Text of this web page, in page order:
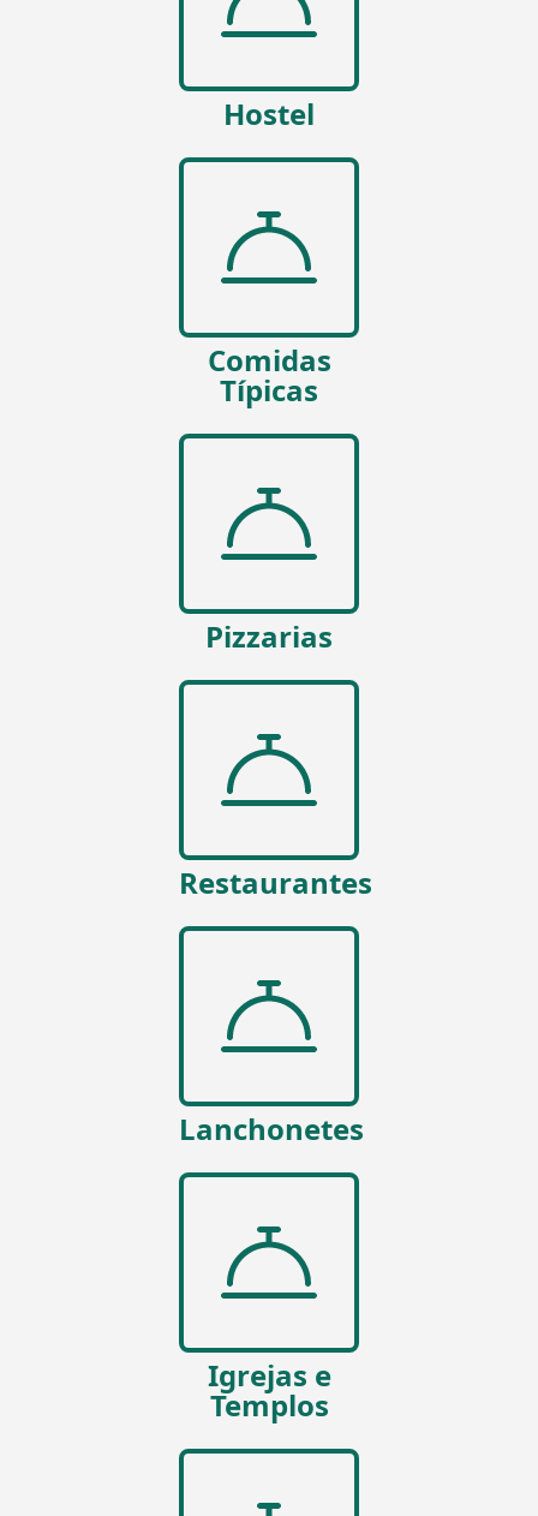
Hostel
Comidas
Típicas
Pizzarias
Restaurantes
Lanchonetes
Igrejas e
Templos